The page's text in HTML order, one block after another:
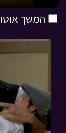
המשך